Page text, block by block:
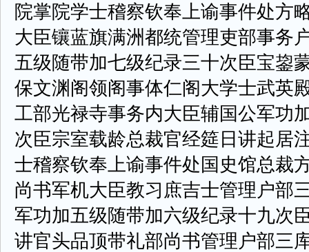
院掌院学士稽察钦奉上谕事件处方
大臣镶蓝旗满洲都统管理吏部事务
五级随带加七级纪录三十次臣宝鋆
保文渊阁领阁事体仁阁大学士武英
工部光禄寺事务内大臣辅国公军功
次臣宗室载龄总裁官经筵日讲起居
士稽察钦奉上谕事件处国史馆总裁
尚书军机大臣教习庶吉士管理户部
军功加五级随带加六级纪录十九次
讲官头品顶带礼部尚书管理户部三